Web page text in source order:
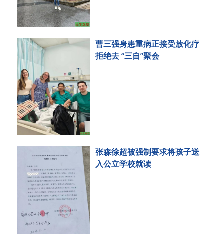
曹三强身患重病正接受放化疗
拒绝去 “三自”聚会
张森徐超被强制要求将孩子送
入公立学校就读